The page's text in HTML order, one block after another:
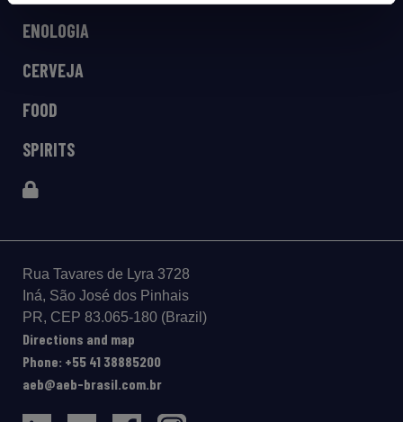
ENOLOGIA
CERVEJA
FOOD
SPIRITS
Rua Tavares de Lyra 3728
Iná, São José dos Pinhais
PR, CEP 83.065-180 (Brazil)
Directions and map
Phone: +55 41 38885200
aeb@aeb-brasil.com.br